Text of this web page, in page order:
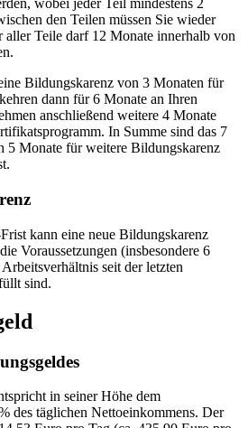
wobei jeder Teil mindestens 2
den Teilen müssen Sie wieder
aller Teile darf 12 Monate innerhalb von
Bildungskarenz von 3 Monaten für
dann für 6 Monate an Ihren
anschließend weitere 4 Monate
In Summe sind das 7
Monate für weitere Bildungskarenz
kann eine neue Bildungskarenz
Voraussetzungen (insbesondere 6
seit der letzten
sind.
in seiner Höhe dem
des täglichen Nettoeinkommens. Der